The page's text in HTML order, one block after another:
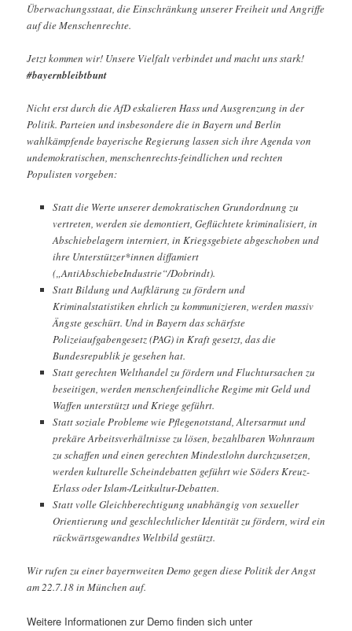
Überwachungsstaat, die Einschränkung unserer Freiheit und Angriffe
auf die Menschenrechte.
Jetzt kommen wir! Unsere Vielfalt verbindet und macht uns stark!
#bayernbleibtbunt
Nicht erst durch die AfD eskalieren Hass und Ausgrenzung in der
Politik. Parteien und insbesondere die in Bayern und Berlin
wahlkämpfende bayerische Regierung lassen sich ihre Agenda von
undemokratischen, menschenrechts-feindlichen und rechten
Populisten vorgeben:
Statt die Werte unserer demokratischen Grundordnung zu
vertreten, werden sie demontiert, Geflüchtete kriminalisiert, in
Abschiebelagern interniert, in Kriegsgebiete abgeschoben und
ihre Unterstützer*innen diffamiert
(„AntiAbschiebeIndustrie“/Dobrindt).
Statt Bildung und Aufklärung zu fördern und
Kriminalstatistiken ehrlich zu kommunizieren, werden massiv
Ängste geschürt. Und in Bayern das schärfste
Polizeiaufgabengesetz (PAG) in Kraft gesetzt, das die
Bundesrepublik je gesehen hat.
Statt gerechten Welthandel zu fördern und Fluchtursachen zu
beseitigen, werden menschenfeindliche Regime mit Geld und
Waffen unterstützt und Kriege geführt.
Statt soziale Probleme wie Pflegenotstand, Altersarmut und
prekäre Arbeitsverhältnisse zu lösen, bezahlbaren Wohnraum
zu schaffen und einen gerechten Mindestlohn durchzusetzen,
werden kulturelle Scheindebatten geführt wie Söders Kreuz-
Erlass oder Islam-/Leitkultur-Debatten.
Statt volle Gleichberechtigung unabhängig von sexueller
Orientierung und geschlechtlicher Identität zu fördern, wird ein
rückwärtsgewandtes Weltbild gestützt.
Wir rufen zu einer bayernweiten Demo gegen diese Politik der Angst
am 22.7.18 in München auf.
Weitere Informationen zur Demo finden sich unter